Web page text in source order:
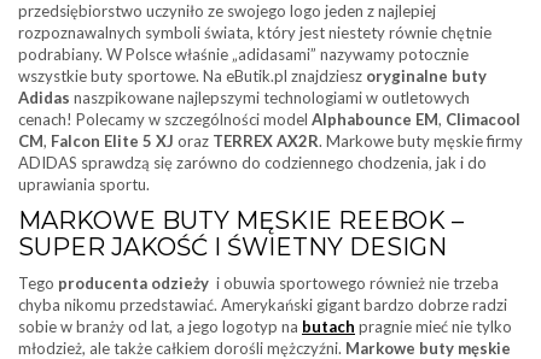
przedsiębiorstwo uczyniło ze swojego logo jeden z najlepiej
rozpoznawalnych symboli świata, który jest niestety równie chętnie
podrabiany. W Polsce właśnie „adidasami” nazywamy potocznie
wszystkie buty sportowe. Na eButik.pl znajdziesz oryginalne buty
Adidas naszpikowane najlepszymi technologiami w outletowych
cenach! Polecamy w szczególności model Alphabounce EM, Climacool
CM, Falcon Elite 5 XJ oraz TERREX AX2R. Markowe buty męskie firmy
ADIDAS sprawdzą się zarówno do codziennego chodzenia, jak i do
uprawiania sportu.
MARKOWE BUTY MĘSKIE REEBOK –
SUPER JAKOŚĆ I ŚWIETNY DESIGN
Tego producenta odzieży i obuwia sportowego również nie trzeba
chyba nikomu przedstawiać. Amerykański gigant bardzo dobrze radzi
sobie w branży od lat, a jego logotyp na butach pragnie mieć nie tylko
młodzież, ale także całkiem dorośli mężczyźni. Markowe buty męskie